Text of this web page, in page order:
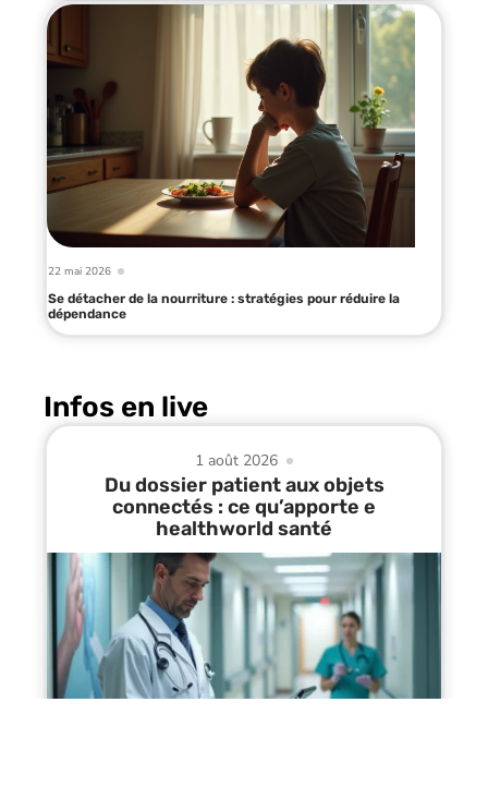
22 mai 2026
Se détacher de la nourriture : stratégies pour réduire la
dépendance
Infos en live
1 août 2026
Du dossier patient aux objets
connectés : ce qu’apporte e
healthworld santé